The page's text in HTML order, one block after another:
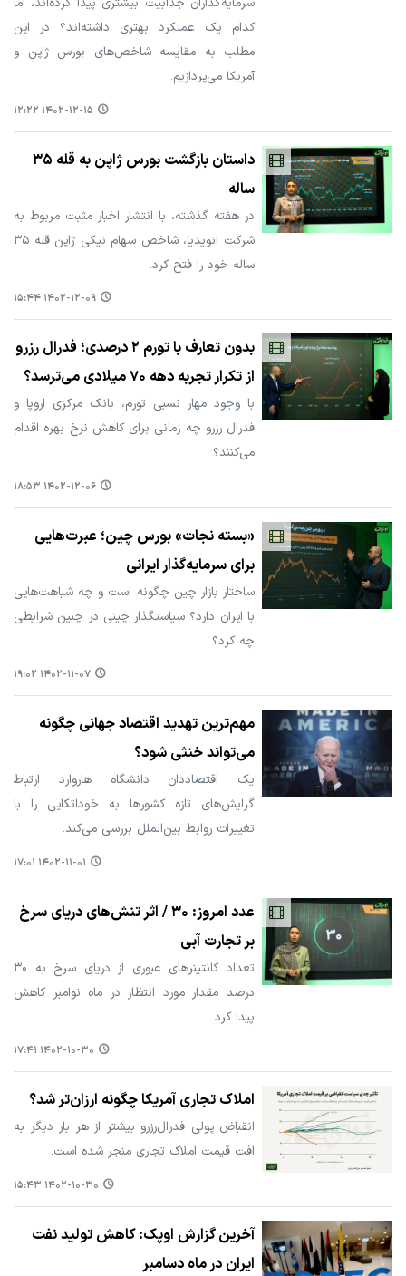
کدام یک عملکرد بهتری داشته‌اند؟ در این
مطلب به مقایسه شاخص‌های بورس ژاپن و
آمریکا می‌پردازیم.
۱۴۰۲-۱۲-۱۵ ۱۲:۲۲
داستان بازگشت بورس ژاپن به قله ۳۵
ساله
در هفته گذشته، با انتشار اخبار مثبت مربوط به
شرکت انویدیا، شاخص سهام نیکی ژاپن قله ۳۵
ساله خود را فتح کرد.
۱۴۰۲-۱۲-۰۹ ۱۵:۴۴
بدون تعارف با تورم ۲ درصدی؛ فدرال رزرو
از تکرار تجربه دهه ۷۰ میلادی می‌ترسد؟
با وجود مهار نسبی تورم، بانک مرکزی اروپا و
فدرال رزرو چه زمانی برای کاهش نرخ بهره اقدام
می‌کنند؟
۱۴۰۲-۱۲-۰۶ ۱۸:۵۳
«بسته نجات» بورس چین؛ عبرت‌هایی
برای سرمایه‌گذار ایرانی
ساختار بازار چین چگونه است و چه شباهت‌هایی
با ایران دارد؟ سیاستگذار چینی در چنین شرایطی
چه کرد؟
۱۴۰۲-۱۱-۰۷ ۱۹:۰۲
مهم‌ترین تهدید اقتصاد جهانی چگونه
می‌تواند خنثی شود؟
یک اقتصاددان دانشگاه هاروارد ارتباط
گرایش‌های تازه کشورها به خوداتکایی را با
تغییرات روابط بین‌الملل بررسی می‌کند.
۱۴۰۲-۱۱-۰۱ ۱۷:۰۱
عدد امروز: ۳۰ / اثر تنش‌های دریای سرخ
بر تجارت آبی
تعداد کانتینرهای عبوری از دریای سرخ به ۳۰
درصد مقدار مورد انتظار در ماه نوامبر کاهش
پیدا کرد.
۱۴۰۲-۱۰-۳۰ ۱۷:۴۱
املاک تجاری آمریکا چگونه ارزان‌تر شد؟
انقباض پولی فدرال‌رزرو بیشتر از هر بار دیگر به
افت قیمت املاک تجاری منجر شده است.
۱۴۰۲-۱۰-۳۰ ۱۵:۴۳
آخرین گزارش اوپک: کاهش تولید نفت
ایران در ماه دسامبر